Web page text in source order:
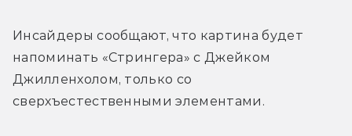
Инсайдеры сообщают, что картина будет
напоминать «Стрингера» с Джейком
Джилленхолом, только со
сверхъестественными элементами.